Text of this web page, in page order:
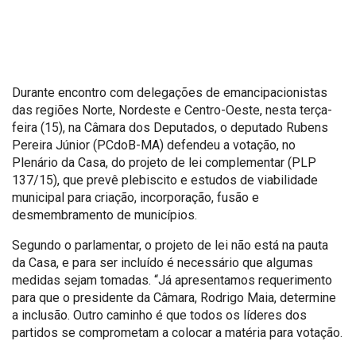
Durante encontro com delegações de emancipacionistas
das regiões Norte, Nordeste e Centro-Oeste, nesta terça-
feira (15), na Câmara dos Deputados, o deputado Rubens
Pereira Júnior (PCdoB-MA) defendeu a votação, no
Plenário da Casa, do projeto de lei complementar (PLP
137/15), que prevê plebiscito e estudos de viabilidade
municipal para criação, incorporação, fusão e
desmembramento de municípios.
Segundo o parlamentar, o projeto de lei não está na pauta
da Casa, e para ser incluído é necessário que algumas
medidas sejam tomadas. “Já apresentamos requerimento
para que o presidente da Câmara, Rodrigo Maia, determine
a inclusão. Outro caminho é que todos os líderes dos
partidos se comprometam a colocar a matéria para votação.